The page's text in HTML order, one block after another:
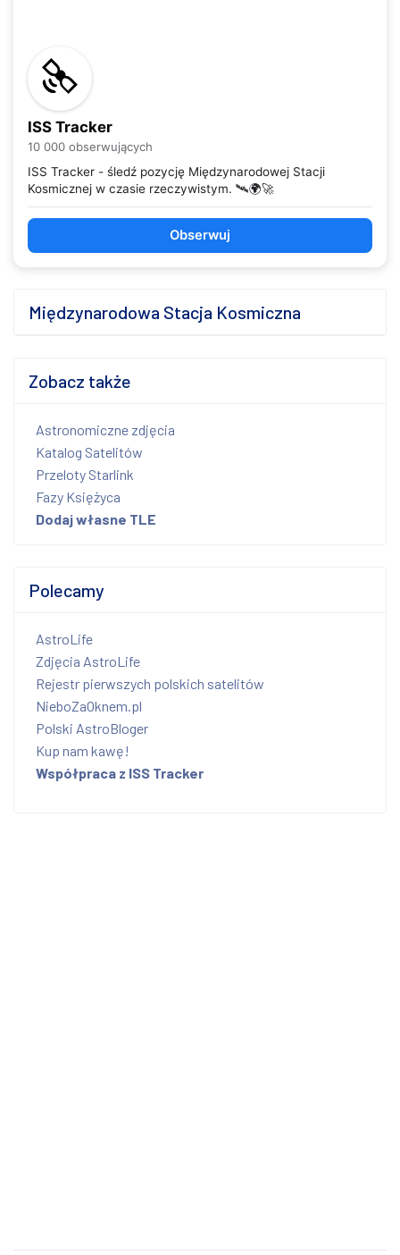
ISS Tracker
10 000 obserwujących
ISS Tracker - śledź pozycję Międzynarodowej Stacji
Kosmicznej w czasie rzeczywistym. 🛰️🌍🚀
Obserwuj
Międzynarodowa Stacja Kosmiczna
Zobacz także
Astronomiczne zdjęcia
Katalog Satelitów
Przeloty Starlink
Fazy Księżyca
Dodaj własne TLE
Polecamy
AstroLife
Zdjęcia AstroLife
Rejestr pierwszych polskich satelitów
NieboZaOknem.pl
Polski AstroBloger
Kup nam kawę!
Współpraca z ISS Tracker